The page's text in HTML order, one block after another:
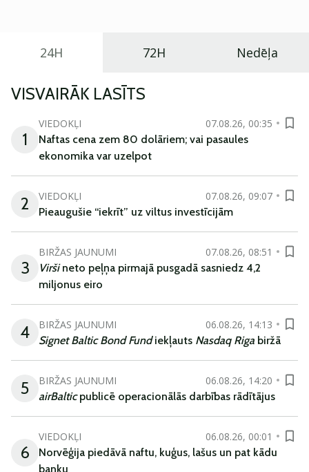
24H 72H Nedēļa
VISVAIRĀK LASĪTS
1
VIEDOKĻI
07.08.26, 00:35
Naftas cena zem 80 dolāriem; vai pasaules
ekonomika var uzelpot
2 VIEDOKĻI
07.08.26, 09:07
Pieaugušie “iekrīt” uz viltus investīcijām
3
BIRŽAS JAUNUMI
07.08.26, 08:51
Viršineto peļņa pirmajā pusgadā sasniedz 4,2
miljonus eiro
4 BIRŽAS JAUNUMI
06.08.26, 14:13
Signet Baltic Bond Fundiekļauts Nasdaq Riga biržā
5 BIRŽAS JAUNUMI
06.08.26, 14:20
airBalticpublicē operacionālās darbības rādītājus
6
VIEDOKĻI
06.08.26, 00:01
Norvēģija piedāvā naftu, kuģus, lašus un pat kādu
banku